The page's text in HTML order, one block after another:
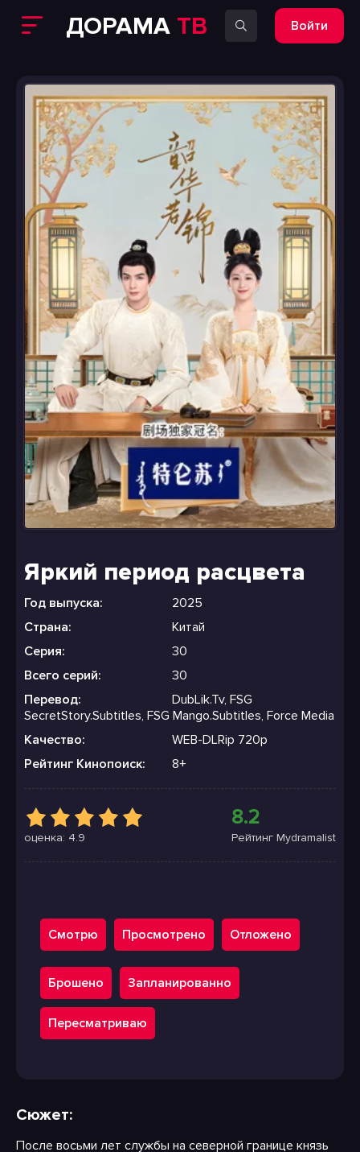
ДОРАМА ТВ Войти
Яркий период расцвета
Год выпуска:
2025
Страна:
Китай
Серия:
30
Всего серий:
30
Перевод:
DubLik.Tv, FSG
SecretStory.Subtitles, FSG Mango.Subtitles, Force Media
Качество:
WEB-DLRip 720p
Рейтинг Кинопоиск:
8+
оценка: 4.9
8.2
Рейтинг Mydramalist
Смотрю Просмотрено Отложено
Брошено Запланированно
Пересматриваю
Сюжет:
После восьми лет службы на северной границе князь